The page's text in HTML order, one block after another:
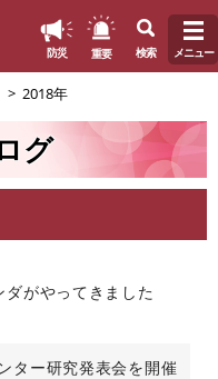
防災 重要 検索 メニュー
2018年
グ
がやってきました
ター研究発表会を開催